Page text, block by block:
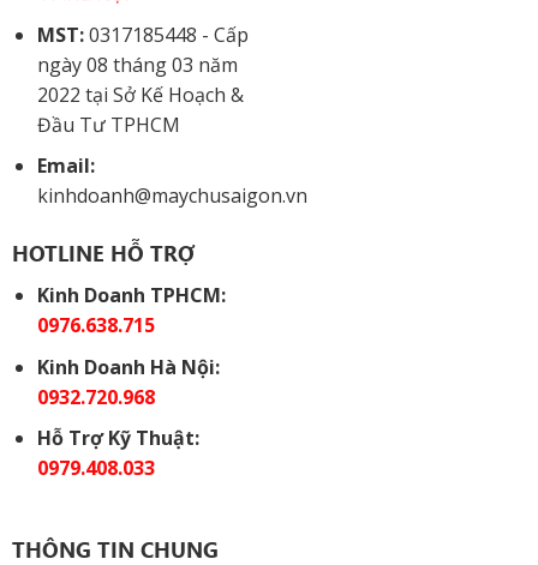
MST:0317185448 - Cấp
ngày 08 tháng 03 năm
2022 tại Sở Kế Hoạch &
Đầu Tư TPHCM
Email:
kinhdoanh@maychusaigon.vn
HOTLINE HỖ TRỢ
Kinh Doanh TPHCM:
0976.638.715
Kinh Doanh Hà Nội:
0932.720.968
Hỗ Trợ Kỹ Thuật:
0979.408.033
THÔNG TIN CHUNG